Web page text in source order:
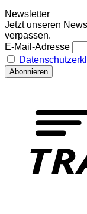
Newsletter
Jetzt unseren
verpassen.
E-Mail-Adresse